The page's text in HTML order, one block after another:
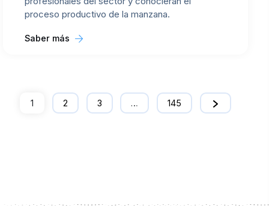
proceso productivo de la manzana.
Saber más
1 2 3 … 145